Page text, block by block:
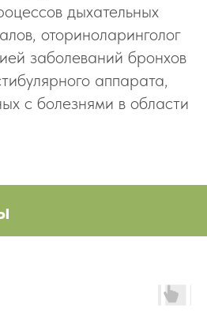
дыхательных
оториноларинголог
заболеваний бронхов
аппарата,
с болезнями в области